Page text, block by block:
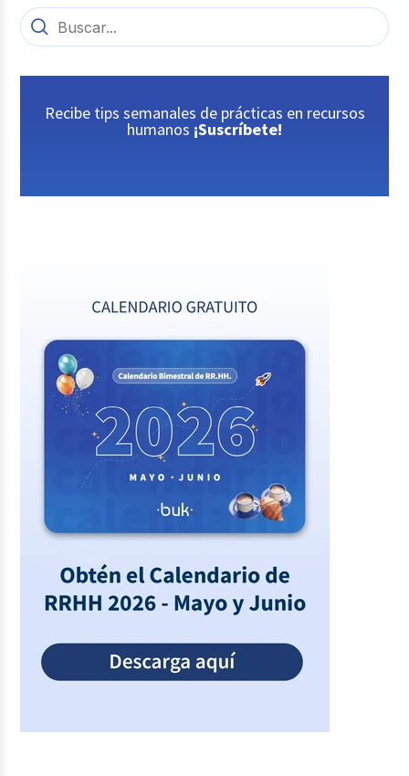
Recibe tips semanales de prácticas en recursos
humanos ¡Suscríbete!